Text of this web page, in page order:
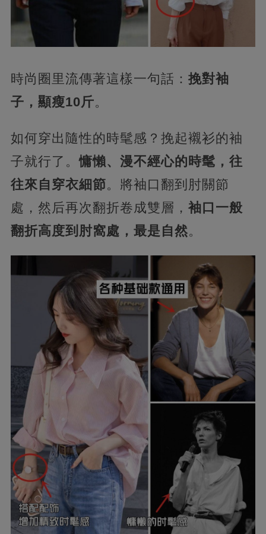
時尚圈里流傳著這樣一句話： 挽對袖
子，顯瘦10斤。
如何穿出隨性的時髦感？挽起襯衫的袖
子就行了。慵懶、漫不經心的時髦，往
往來自穿衣細節。將袖口翻到肘關節
處，然后再次翻折卷成雙層， 袖口一般
翻折高度到肘窩處，最是自然。